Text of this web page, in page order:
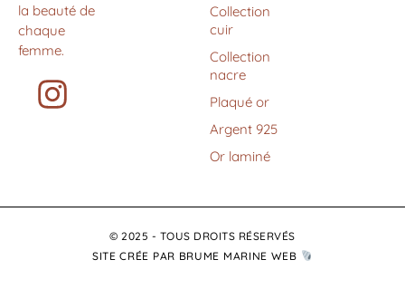
la beauté de
chaque
femme.
Collection
cuir
Collection
nacre
Plaqué or
Argent 925
Or laminé
© 2025 - TOUS DROITS RÉSERVÉS
SITE CRÉE PAR BRUME MARINE WEB